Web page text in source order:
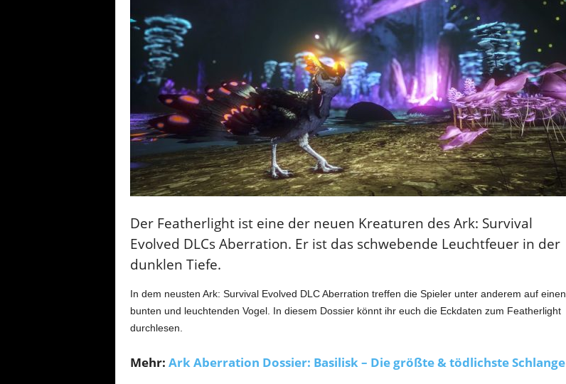
Der Featherlight ist eine der neuen Kreaturen des Ark: Survival
Evolved DLCs Aberration. Er ist das schwebende Leuchtfeuer in der
dunklen Tiefe.
In dem neusten Ark: Survival Evolved DLC Aberration treffen die Spieler unter anderem auf einen
bunten und leuchtenden Vogel. In diesem Dossier könnt ihr euch die Eckdaten zum Featherlight
durchlesen.
Mehr: Ark Aberration Dossier: Basilisk – Die größte & tödlichste Schlange